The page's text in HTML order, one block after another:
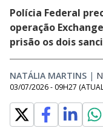
Polícia Federal
operação
prisão os dois
NATÁLIA MARTINS |
03/07/2026 - 09H27